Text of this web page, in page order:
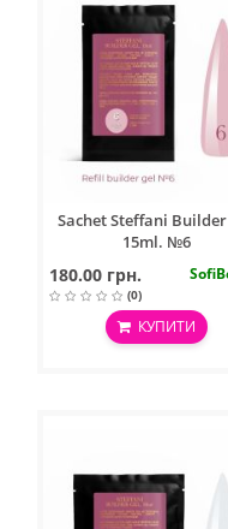
Sachet Steffani Builder
15ml. №6
180.00 грн.
(0)
КУПИТИ